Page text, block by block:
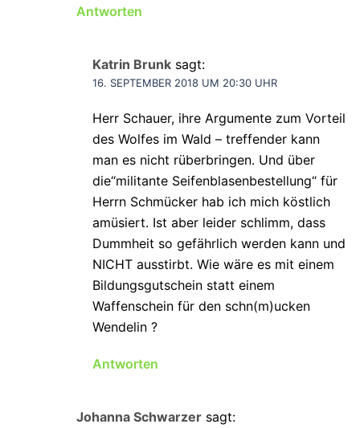
Antworten
Katrin Brunk sagt:
16. SEPTEMBER 2018 UM 20:30 UHR
Herr Schauer, ihre Argumente zum Vorteil
des Wolfes im Wald – treffender kann
man es nicht rüberbringen. Und über
die“militante Seifenblasenbestellung“ für
Herrn Schmücker hab ich mich köstlich
amüsiert. Ist aber leider schlimm, dass
Dummheit so gefährlich werden kann und
NICHT ausstirbt. Wie wäre es mit einem
Bildungsgutschein statt einem
Waffenschein für den schn(m)ucken
Wendelin ?
Antworten
Johanna Schwarzer sagt: